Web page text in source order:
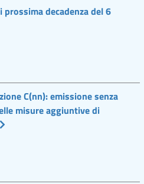
decadenza del 6
C(nn): emissione senza
misure aggiuntive di